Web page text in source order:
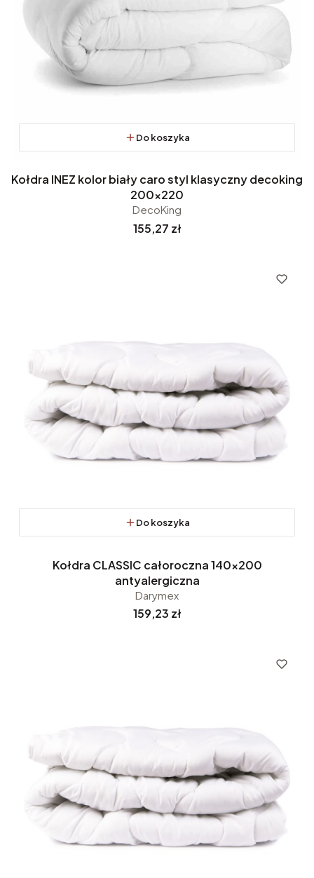
Do koszyka
Kołdra INEZ kolor biały caro styl klasyczny decoking
200x220
DecoKing
Cena
155,27 zł
Do koszyka
Kołdra CLASSIC całoroczna 140x200
antyalergiczna
Darymex
Cena
159,23 zł